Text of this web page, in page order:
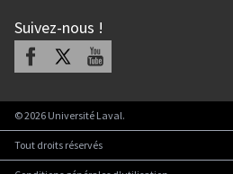
Suivez-nous !
Facebook Youtube
©2026 Université Laval.
Tout droits réservés